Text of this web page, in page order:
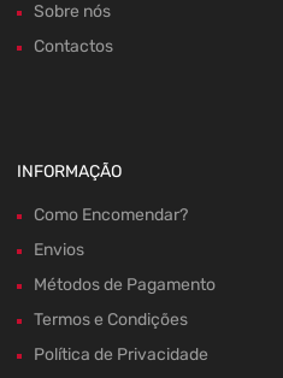
Sobre nós
Contactos
INFORMAÇÃO
Como Encomendar?
Envios
Métodos de Pagamento
Termos e Condições
Política de Privacidade